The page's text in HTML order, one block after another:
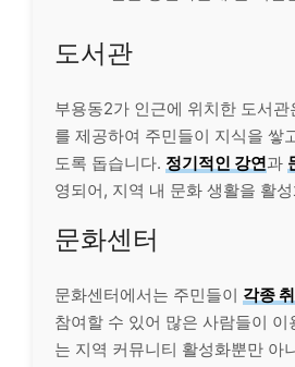
도서관
부용동2가 인근에 위치한 도서
를 제공하여 주민들이 지식을 쌓
도록 돕습니다. 정기적인 강연과
영되어, 지역 내 문화 생활을 활
문화센터
문화센터에서는 주민들이 각종
참여할 수 있어 많은 사람들이 이
는 지역 커뮤니티 활성화뿐만 아